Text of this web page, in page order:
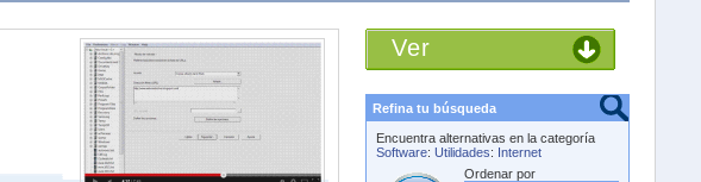
Ver
Refina tu búsqueda
Encuentra alternativas en la categoría
Software: Utilidades: Internet
Ordenar por